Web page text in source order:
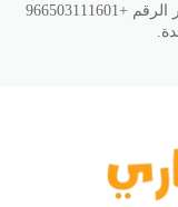
أيضاً التواصل مع خدمة عملاء ناتشورال تاتش عبر الرقم +966503111601